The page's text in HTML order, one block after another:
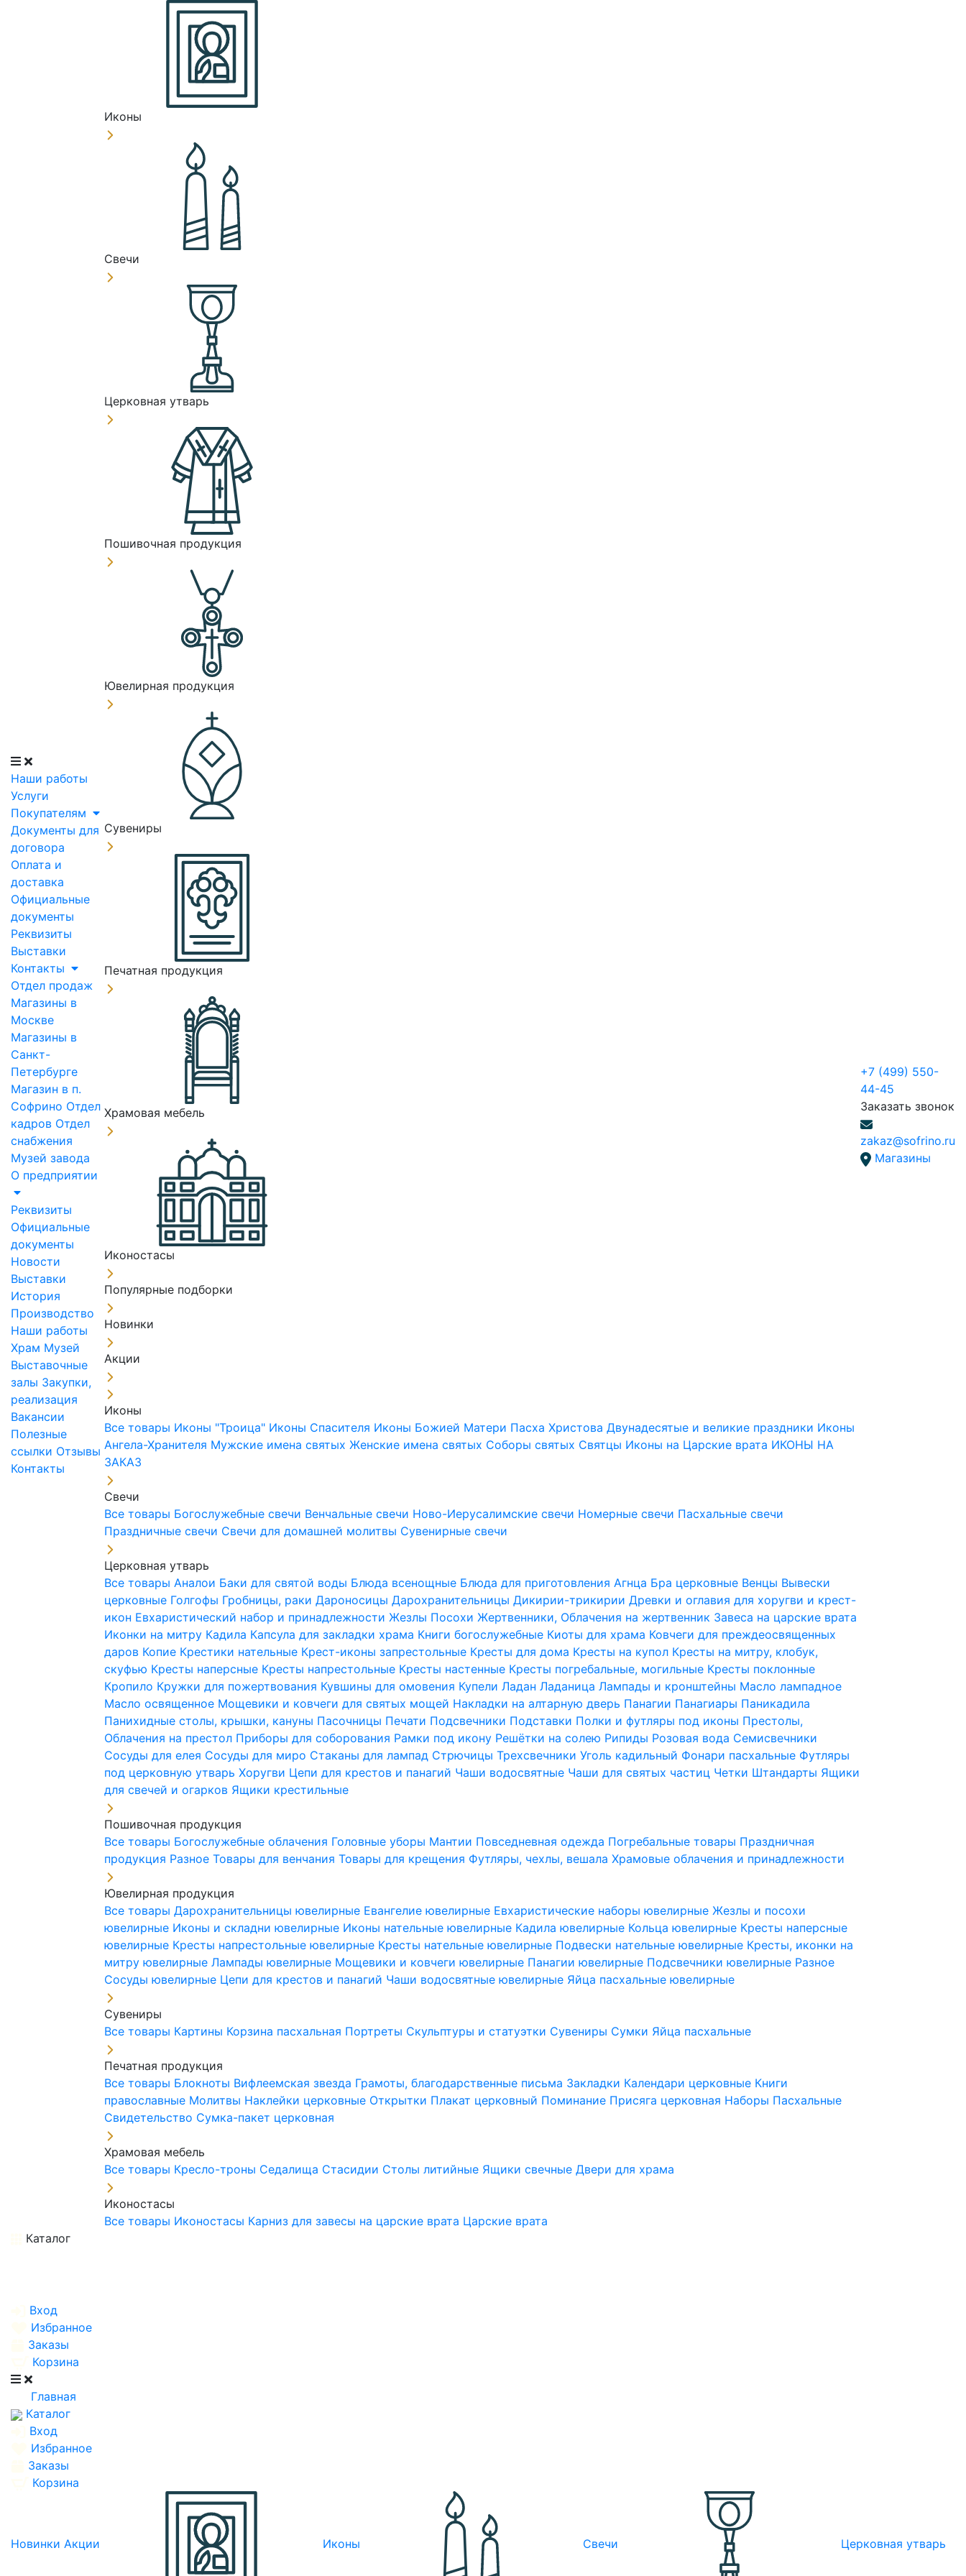
Наши работы
Услуги
Покупателям
Документы для
договора
Оплата и
доставка
Официальные
документы
Реквизиты
Выставки
Контакты
Отдел продаж
Магазины в
Москве
Магазины в
Санкт-
Петербурге
Магазин в п.
Софрино Отдел
кадров Отдел
снабжения
Музей завода
О предприятии
Реквизиты
Официальные
документы
Новости
Выставки
История
Производство
Наши работы
Храм Музей
Выставочные
залы Закупки,
реализация
Вакансии
Полезные
ссылки Отзывы
Контакты
Иконы
Свечи
Церковная утварь
Пошивочная продукция
Ювелирная продукция
Сувениры
Печатная продукция
Храмовая мебель
Иконостасы
Популярные подборки
Новинки
Акции
Иконы
Все товары Иконы "Троица" Иконы Спасителя Иконы Божией Матери Пасха ХристоваДвунадесятые и великие праздники Иконы
Ангела-Хранителя Мужские имена святыхЖенские имена святых Соборы святых Святцы Иконы на Царские врата ИКОНЫ НА
ЗАКАЗ
Свечи
Все товары Богослужебные свечи Венчальные свечи Ново-Иерусалимские свечи Номерные свечи Пасхальные свечи
Праздничные свечи Свечи для домашней молитвы Сувенирные свечи
Церковная утварь
Все товарыАналои Баки для святой воды Блюда всенощные Блюда для приготовления Агнца Бра церковные Венцы Вывески
церковные Голгофы Гробницы, ракиДароносицыДарохранительницыДикирии-трикирииДревки и оглавия для хоругви и крест-
икон Евхаристический набор и принадлежностиЖезлы ПосохиЖертвенники, Облачения на жертвенник Завеса на царские врата
Иконки на митру Кадила Капсула для закладки храма Книги богослужебные Киоты для храма Ковчеги для преждеосвященных
даров Копие Крестики нательные Крест-иконы запрестольные Кресты для дома Кресты на купол Кресты на митру, клобук,
скуфью Кресты наперсные Кресты напрестольные Кресты настенные Кресты погребальные, могильные Кресты поклонные
Кропило Кружки для пожертвования Кувшины для омовения КупелиЛаданЛаданицаЛампады и кронштейны Масло лампадное
Масло освященное Мощевики и ковчеги для святых мощей Накладки на алтарную дверь Панагии Панагиары Паникадила
Панихидные столы, крышки, кануны Пасочницы Печати Подсвечники Подставки Полки и футляры под иконы Престолы,
Облачения на престол Приборы для соборования Рамки под икону Решётки на солею Рипиды Розовая вода Семисвечники
Сосуды для елея Сосуды для миро Стаканы для лампад СтрючицыТрехсвечникиУголь кадильный Фонари пасхальные Футляры
под церковную утварьХоругви Цепи для крестов и панагий Чаши водосвятные Чаши для святых частиц Четки Штандарты Ящики
для свечей и огарков Ящики крестильные
Пошивочная продукция
Все товары Богослужебные облачения Головные уборы Мантии Повседневная одежда Погребальные товары Праздничная
продукция РазноеТовары для венчанияТовары для крещения Футляры, чехлы, вешалаХрамовые облачения и принадлежности
Ювелирная продукция
Все товарыДарохранительницы ювелирные Евангелие ювелирные Евхаристические наборы ювелирныеЖезлы и посохи
ювелирные Иконы и складни ювелирные Иконы нательные ювелирные Кадила ювелирные Кольца ювелирные Кресты наперсные
ювелирные Кресты напрестольные ювелирные Кресты нательные ювелирные Подвески нательные ювелирные Кресты, иконки на
митру ювелирныеЛампады ювелирные Мощевики и ковчеги ювелирные Панагии ювелирные Подсвечники ювелирные Разное
Сосуды ювелирные Цепи для крестов и панагий Чаши водосвятные ювелирные Яйца пасхальные ювелирные
Сувениры
Все товары Картины Корзина пасхальная Портреты Скульптуры и статуэтки Сувениры Сумки Яйца пасхальные
Печатная продукция
Все товары Блокноты Вифлеемская звезда Грамоты, благодарственные письма Закладки Календари церковные Книги
православные Молитвы Наклейки церковные Открытки Плакат церковный Поминание Присяга церковная Наборы Пасхальные
Свидетельство Сумка-пакет церковная
Храмовая мебель
Все товары Кресло-троны Седалища Стасидии Столы литийные Ящики свечныеДвери для храма
Иконостасы
Все товары Иконостасы Карниз для завесы на царские врата Царские врата
+7 (499) 550-
44-45
Заказать звонок
zakaz@sofrino.ru
Магазины
Каталог
Вход
Избранное
Заказы
Корзина
Главная
Каталог
Вход
Избранное
Заказы
Корзина
Новинки Акции Иконы Свечи Церковная утварь